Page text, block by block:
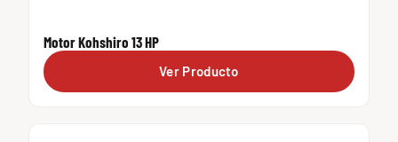
Motor Kohshiro 13 HP
Ver Producto